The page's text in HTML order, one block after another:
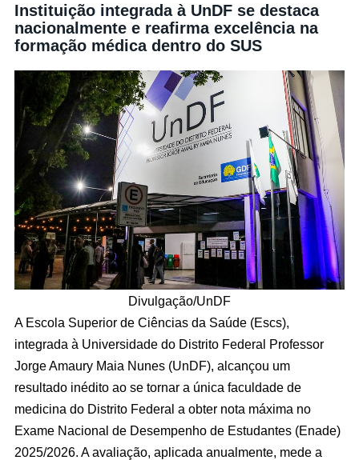
Instituição integrada à UnDF se destaca
nacionalmente e reafirma excelência na
formação médica dentro do SUS
Divulgação/UnDF
A Escola Superior de Ciências da Saúde (Escs),
integrada à Universidade do Distrito Federal Professor
Jorge Amaury Maia Nunes (UnDF), alcançou um
resultado inédito ao se tornar a única faculdade de
medicina do Distrito Federal a obter nota máxima no
Exame Nacional de Desempenho de Estudantes (Enade)
2025/2026. A avaliação, aplicada anualmente, mede a